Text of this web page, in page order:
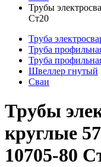
Трубы
Ст20
Труба
Труба
Труба
Швеллер гнутый
Сваи
Трубы
круглые
10705-80